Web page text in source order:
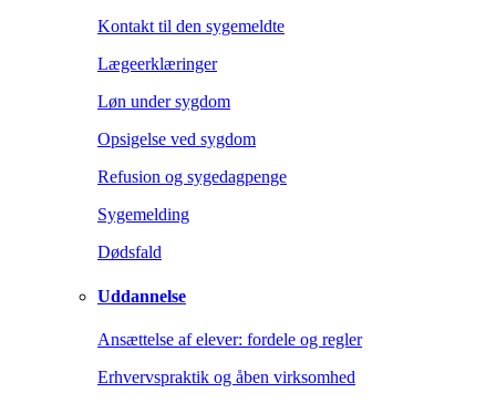
Kontakt til den sygemeldte
Lægeerklæringer
Løn under sygdom
Opsigelse ved sygdom
Refusion og sygedagpenge
Sygemelding
Dødsfald
Uddannelse
Ansættelse af elever: fordele og regler
Erhvervspraktik og åben virksomhed